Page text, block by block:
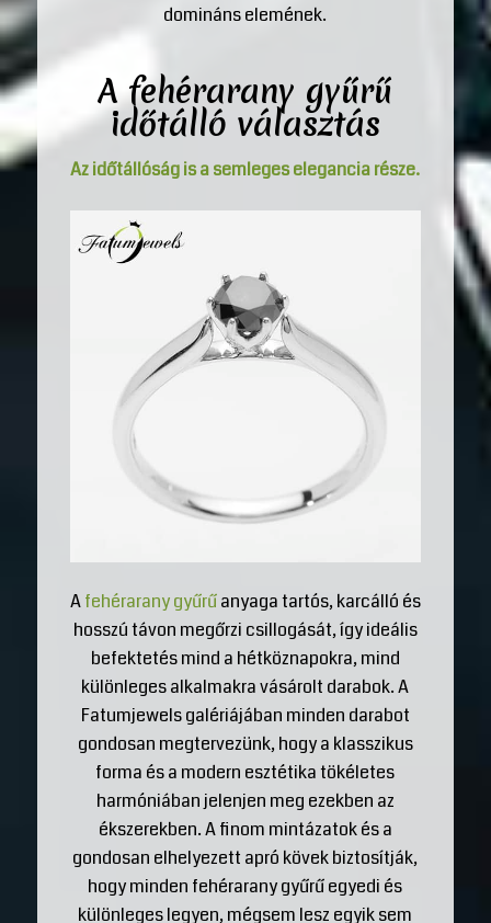
domináns elemének.
Afehérarany gyűrű
időtálló választás
Az időtállóság is a semleges elegancia része.
Afehérarany gyűrűanyaga tartós, karcálló és
hosszú távon megőrzi csillogását, így ideális
befektetés mind a hétköznapokra, mind
különleges alkalmakra vásárolt darabok. A
Fatumjewels galériájában minden darabot
gondosan megtervezünk, hogy a klasszikus
forma és a modern esztétika tökéletes
harmóniában jelenjen meg ezekben az
ékszerekben. A finom mintázatok és a
gondosan elhelyezett apró kövek biztosítják,
hogy minden fehérarany gyűrű egyedi és
különleges legyen, mégsem lesz egyik sem